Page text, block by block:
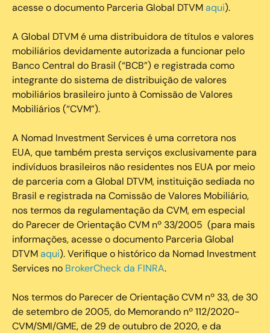
acesse o documento Parceria Global DTVMaqui).
A Global DTVM é uma distribuidora de títulos e valores
mobiliários devidamente autorizada a funcionar pelo
Banco Central do Brasil (“BCB”) e registrada como
integrante do sistema de distribuição de valores
mobiliários brasileiro junto à Comissão de Valores
Mobiliários (“CVM”).
‍A Nomad Investment Services é uma corretora nos
EUA, que também presta serviços exclusivamente para
indivíduos brasileiros não residentes nos EUA por meio
de parceria com a Global DTVM, instituição sediada no
Brasil e registrada na Comissão de Valores Mobiliário,
nos termos da regulamentação da CVM, em especial
do Parecer de Orientação CVM nº 33/2005 (para mais
informações, acesse o documento Parceria Global
DTVMaqui). Verifique o histórico da Nomad Investment
Services no BrokerCheck da FINRA.
Nos termos do Parecer de Orientação CVM nº 33, de 30
de setembro de 2005, do Memorando nº 112/2020-
CVM/SMI/GME, de 29 de outubro de 2020, e da